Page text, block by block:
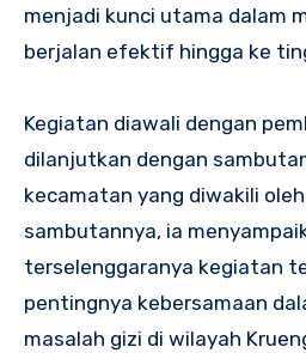
menjadi kunci utama dalam
berjalan efektif hingga ke
Kegiatan diawali dengan
dilanjutkan dengan
kecamatan yang diwakili
sambutannya, ia
terselenggaranya kegiatan
pentingnya kebersamaan
masalah gizi di wilayah